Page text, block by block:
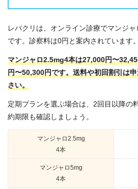
レバクリは、オンライン診療でマンジ
です。診察料は0円と案内されています。
マンジャロ2.5mg4本は27,000円〜
円〜50,300円です。送料や初回割引は
さい。
定期プランを選ぶ場合は、2回目以降の
約期限も確認しましょう。
マンジャロ2.5mg
4本
マンジャロ5mg
4本